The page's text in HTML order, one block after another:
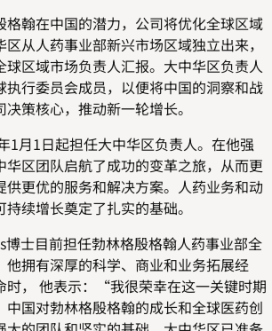
格翰在中国的潜力，公司将优化全球区域
从人药事业部新兴市场区域独立出来，
球区域市场负责人汇报。大中华区负责人
执行委员会成员，以便将中国的洞察和战
策核心，推动新一轮增长。
1月1日起担任大中华区负责人。在他强
华区团队启航了成功的变革之旅，从而更
供更优的服务和解决方案。人药业务和动
续增长奠定了扎实的基础。
博士目前担任勃林格殷格翰人药事业部全
他拥有深厚的科学、商业和业务拓展经
时， 他表示：“我很荣幸在这一关键时期
中国对勃林格殷格翰的成长和全球医药创